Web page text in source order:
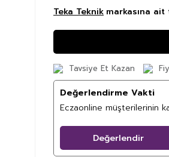
Teka Teknik markasına
Tavsiye Et Kazan
Değerlendirme Vakti
Eczaonline müşterilerinin
Değerlendir